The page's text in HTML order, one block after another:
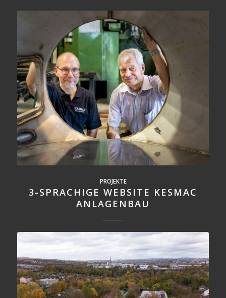
PROJEKTE
3-SPRACHIGE WEBSITE KESMAC
ANLAGENBAU